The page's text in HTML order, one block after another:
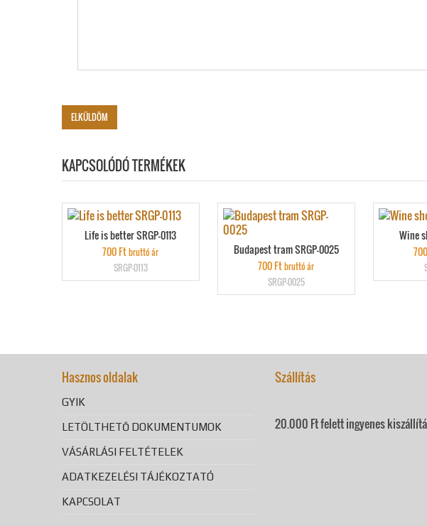
KAPCSOLÓDÓ TERMÉKEK
Life is better SRGP-0113
700Ftbruttó ár
SRGP-0113
Budapest tram SRGP-0025
700Ftbruttó ár
SRGP-0025
Wine
Hasznos oldalak
GYIK
LETÖLTHETŐ DOKUMENTUMOK
VÁSÁRLÁSI FELTÉTELEK
ADATKEZELÉSI TÁJÉKOZTATÓ
KAPCSOLAT
Szállítás
20.000 Ft felett ingyenes